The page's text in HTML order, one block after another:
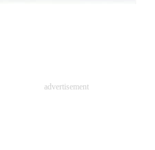
advertisement